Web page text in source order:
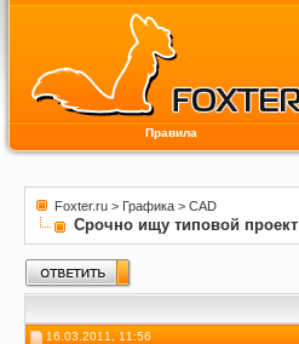
Правила
Foxter.ru > Графика > CAD
Срочно ищу типовой проект
16.03.2011, 11:56